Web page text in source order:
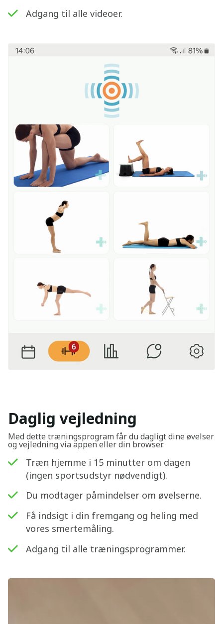
Adgang til alle videoer.
Daglig vejledning
Med dette træningsprogram får du dagligt dine øvelser
og vejledning via appen eller din browser.
Træn hjemme i 15 minutter om dagen
(ingen sportsudstyr nødvendigt).
Du modtager påmindelser om øvelserne.
Få indsigt i din fremgang og heling med
vores smertemåling.
Adgang til alle træningsprogrammer.